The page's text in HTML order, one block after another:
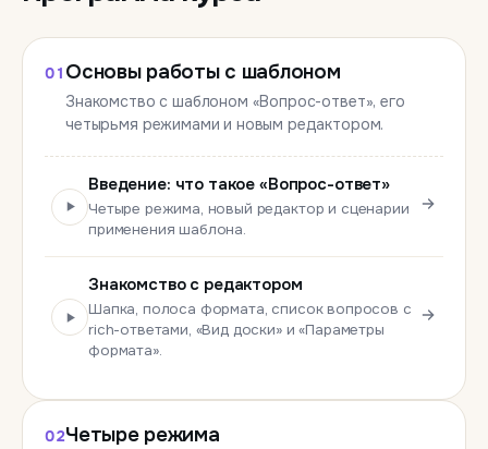
01 Основы работы с шаблоном
Знакомство с шаблоном «Вопрос-ответ», его
четырьмя режимами и новым редактором.
Введение: что такое «Вопрос-ответ»
Четыре режима, новый редактор и сценарии
применения шаблона.
Знакомство с редактором
Шапка, полоса формата, список вопросов с
rich-ответами, «Вид доски» и «Параметры
формата».
02Четыре режима